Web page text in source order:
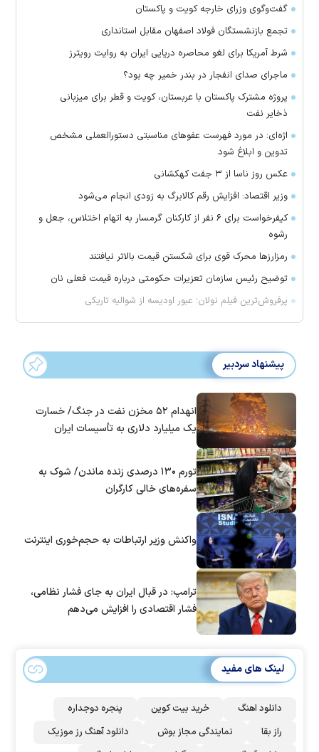
گفت‌وگوی وزرای خارجه کویت و پاکستان
تجمع بازنشستگان فولاد اصفهان مقابل استانداری
شرط آمریکا برای لغو محاصره دریایی ایران به روایت رویترز
ماجرای صدای انفجار در بندر خمیر چه بود؟
پروژه مشترک پاکستان با عربستان، کویت و قطر برای میزبانی
ذخایر نفت
اژه‌ای: در مورد فهرست عفو‌های مناسبتی دستورالعملی مشخص
تدوین و ابلاغ شود
عکس روز ناسا از ۳ جفت کهکشانی
وزیر اقتصاد: افزایش رقم کالابرگ به زودی انجام می‌شود
کیفرخواست برای ۶ نفر از کارکنان گرمسار به اتهام اختلاس، جعل و
رشوه
رمزارز‌ها محرک قوی برای شکستن قیمت بالاتر نیافتند
توضیح رئیس سازمان تعزیرات حکومتی درباره قیمت فعلی نان
پرفروش‌ترین فیلم نولان؛ عبور اودیسه از شوالیه تاریکی
پیشنهاد سردبیر
انهدام ۵۲ مخزن نفت در جنگ/ خسارت
یک میلیارد دلاری به تأسیسات ایران
تورم ۱۳۰ درصدی زنده ماندن/ شوک به
سفره‌های خالی کارگران
واکنش وزیر ارتباطات به حجم‌خوری اینترنت
ترامپ: در قبال ایران به جای فشار نظامی،
فشار اقتصادی را افزایش می‌دهم
لینک های مفید
دانلود اهنگ خرید بیت کوین
پنجره دوجداره
راز بقا
نمایندگی مجاز بوش
دانلود آهنگ رز‌ موزیک